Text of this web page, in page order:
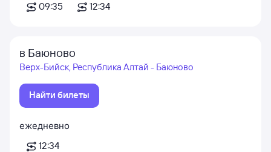
09:35
12:34
в Баюново
Верх-Бийск, Республика Алтай - Баюново
Найти билеты
ежедневно
12:34